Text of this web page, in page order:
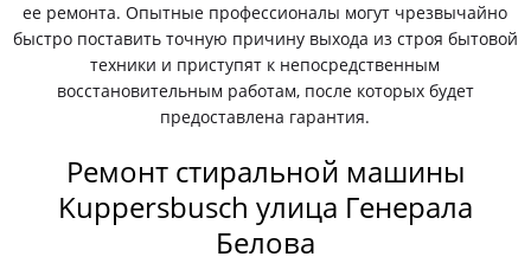
ее ремонта. Опытные профессионалы могут чрезвычайно
быстро поставить точную причину выхода из строя бытовой
техники и приступят к непосредственным
восстановительным работам, после которых будет
предоставлена гарантия.
Ремонт стиральной машины
Kuppersbusch улица Генерала
Белова